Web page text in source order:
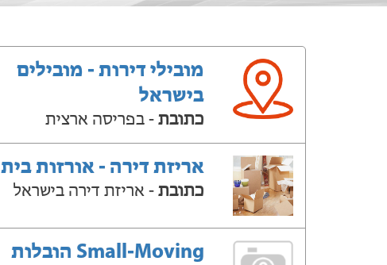
מובילי דירות - מובילים
בישראל
כתובת - בפריסה ארצית
אריזת דירה - אורזות בית
כתובת - אריזת דירה בישראל
Small-Moving הובלות